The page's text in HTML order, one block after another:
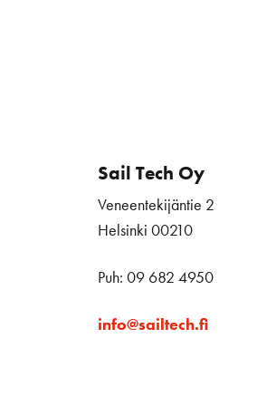
Sail Tech Oy
Veneentekijäntie 2
Helsinki 00210
Puh: 09 682 4950
info@sailtech.fi